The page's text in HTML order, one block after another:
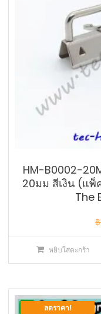
HM-B0002-
20มม สีเงิน (แ
The
฿
หยิบใส่ตะกร้า
ลดราคา!